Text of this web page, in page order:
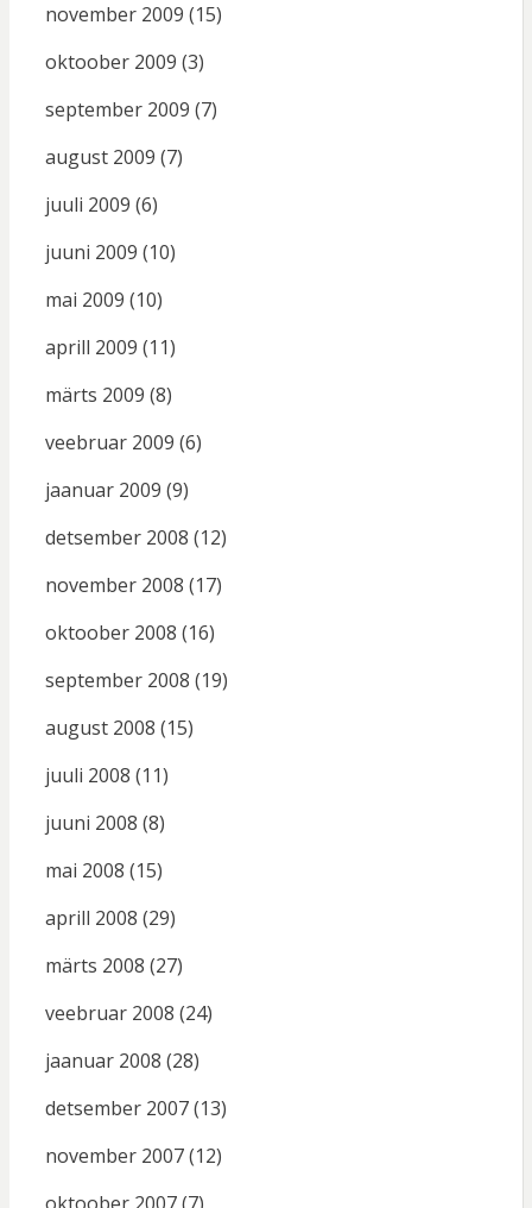
november 2009 (15)
oktoober 2009 (3)
september 2009 (7)
august 2009 (7)
juuli 2009 (6)
juuni 2009 (10)
mai 2009 (10)
aprill 2009 (11)
märts 2009 (8)
veebruar 2009 (6)
jaanuar 2009 (9)
detsember 2008 (12)
november 2008 (17)
oktoober 2008 (16)
september 2008 (19)
august 2008 (15)
juuli 2008 (11)
juuni 2008 (8)
mai 2008 (15)
aprill 2008 (29)
märts 2008 (27)
veebruar 2008 (24)
jaanuar 2008 (28)
detsember 2007(13)
november 2007(12)